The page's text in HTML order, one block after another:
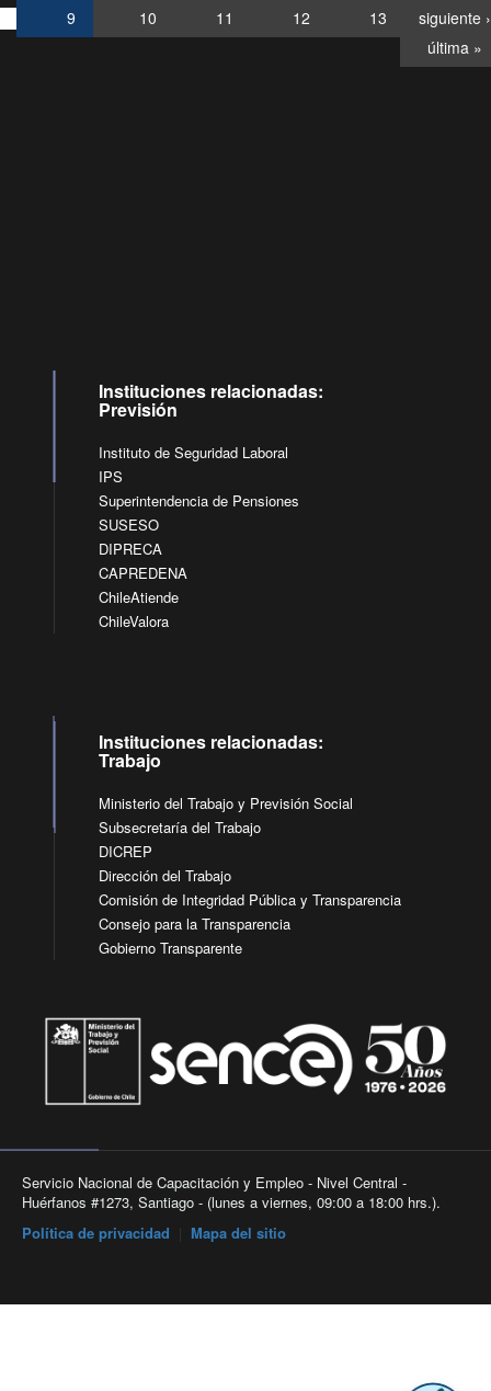
9
10 11 12 13
siguiente ›
última »
Instituciones relacionadas:
Previsión
Instituto de Seguridad Laboral
IPS
Superintendencia de Pensiones
SUSESO
DIPRECA
CAPREDENA
ChileAtiende
ChileValora
Instituciones relacionadas:
Trabajo
Ministerio del Trabajo y Previsión Social
Subsecretaría del Trabajo
DICREP
Dirección del Trabajo
Comisión de Integridad Pública y Transparencia
Consejo para la Transparencia
Gobierno Transparente
Servicio Nacional de Capacitación y Empleo - Nivel Central -
Huérfanos #1273, Santiago - (lunes a viernes, 09:00 a 18:00 hrs.).
Política de privacidad
Mapa del sitio